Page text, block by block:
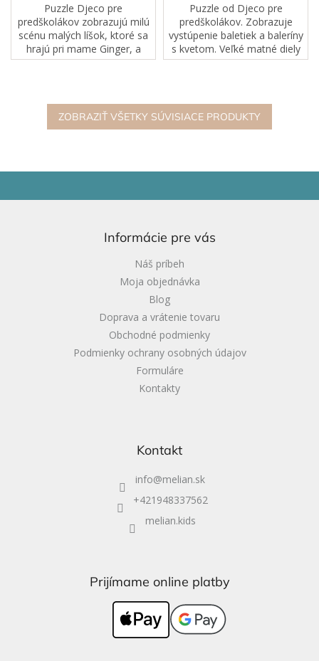
Puzzle Djeco pre
predškolákov zobrazujú milú
scénu malých líšok, ktoré sa
hrajú pri mame Ginger, a
pozývajú dieťa do
veľkých matných dielikov z...
Puzzle od Djeco pre
predškolákov. Zobrazuje
vystúpenie baletiek a baleríny
s kvetom. Veľké matné diely
(36 ks) z hrubej FSC®
rastlinnej báze. Balené v...
ZOBRAZIŤ VŠETKY SÚVISIACE PRODUKTY
Informácie pre vás
Náš príbeh
Moja objednávka
Blog
Doprava a vrátenie tovaru
Obchodné podmienky
Podmienky ochrany osobných údajov
Formuláre
Kontakty
Kontakt
info@melian.sk
+421948337562
melian.kids
Prijímame online platby